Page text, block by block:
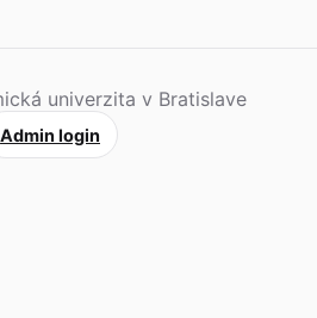
univerzita v Bratislave
Admin login